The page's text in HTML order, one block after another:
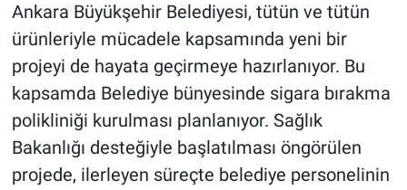
Ankara Büyükşehir Belediyesi, tütün ve tütün
ürünleriyle mücadele kapsamında yeni bir
projeyi de hayata geçirmeye hazırlanıyor. Bu
kapsamda Belediye bünyesinde sigara bırakma
polikliniği kurulması planlanıyor. Sağlık
Bakanlığı desteğiyle başlatılması öngörülen
projede, ilerleyen süreçte belediye personelinin